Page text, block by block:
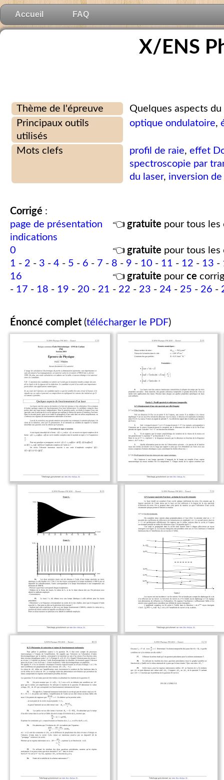
Accueil FAQ
X/ENS
Thème de l'épreuve
Quelques aspects
Principaux outils
utilisés
optique ondulatoire,
Mots clefs profil de raie,effet
spectroscopie par
du laser, inversion
Corrigé :
page de présentation
👈 gratuite pour tous les
indications
0
👈 gratuite pour tous les
1 - 2 - 3 - 4 - 5 - 6 - 7 - 8 - 9 - 10 - 11 - 12 - 13 -
16
👈 gratuite pour ce
- 17 - 18 - 19 - 20 - 21 - 22 - 23 - 24 - 25 - 26 -
Énoncé complet (télécharger le PDF)